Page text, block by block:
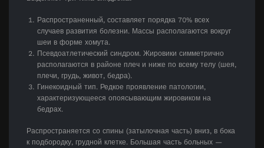
Распространенный, составляет порядка 70% всех
случаев развития болезни. Массы располагаются вокруг
шеи в форме хомута.
Псевдоатлетический синдром. Жировики симметрично
располагаются в районе плеч и ниже по всему телу (шея,
плечи, грудь, живот, бедра).
Гинекоидный тип. Редкое проявление патологии,
характеризующееся опоясывающим жировиком на
бедрах.
Распространяется со спины (затылочная часть) вниз, в бока
к подбородку, грудной клетке. Большая часть больных —